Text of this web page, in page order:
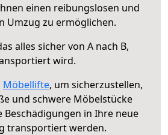
einen reibungslosen und
Umzug zu ermöglichen.
alles sicher von A nach B,
wird.
Möbellifte, um sicherzustellen,
und schwere Möbelstücke
Beschädigungen in Ihre neue
transportiert werden.